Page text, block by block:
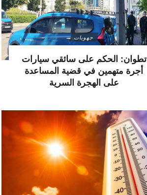
جهويات
تطوان: الحكم على سائقي سيارات
أجرة متهمين في قضية المساعدة
على الهجرة السرية